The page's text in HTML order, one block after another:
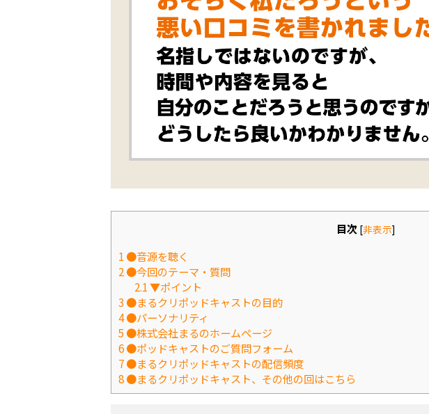
目次 [非表示]
1 ●音源を聴く
2●今回のテーマ・質問
2.1▼ポイント
3 ●まるクリポッドキャストの目的
4●パーソナリティ
5 ●株式会社まるのホームページ
6●ポッドキャストのご質問フォーム
7●まるクリポッドキャストの配信頻度
8●まるクリポッドキャスト、その他の回はこちら